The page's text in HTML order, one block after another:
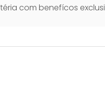
com benefícos